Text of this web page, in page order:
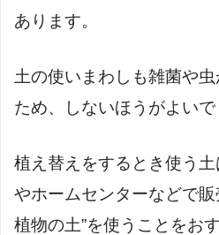
あります。
土の使いまわしも雑菌や
ため、しないほうがよいで
植え替えをするとき使う
やホームセンターなどで
植物の土”を使うことをお